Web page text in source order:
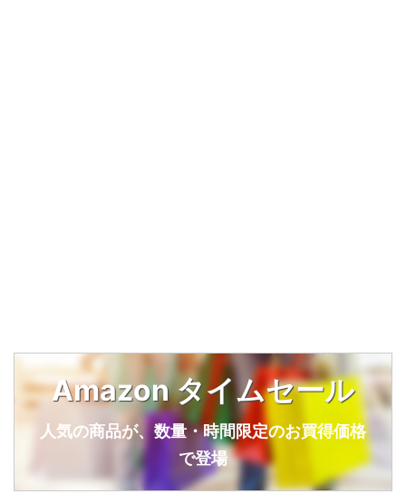
Amazon タイムセール
人気の商品が、数量・時間限定のお買得価格
で登場